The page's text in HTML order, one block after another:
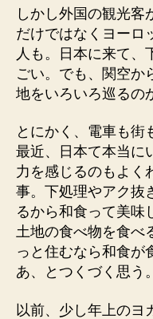
しかし外国の観光客
だけではなくヨーロ
人も。日本に来て、
ごい。でも、関空か
地をいろいろ巡るの
とにかく、電車も街
最近、日本て本当に
力を感じるのもよく
事。下処理やアク抜
るから和食って美味
土地の食べ物を食べ
っと住むなら和食が
あ、とつくづく思う。
以前、少し年上のヨ